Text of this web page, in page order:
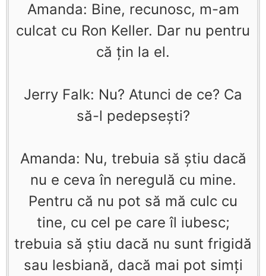
Amanda: Bine, recunosc, m-am
culcat cu Ron Keller. Dar nu pentru
că ţin la el.
Jerry Falk: Nu? Atunci de ce? Ca
să-l pedepseşti?
Amanda: Nu, trebuia să ştiu dacă
nu e ceva în neregulă cu mine.
Pentru că nu pot să mă culc cu
tine, cu cel pe care îl iubesc;
trebuia să ştiu dacă nu sunt frigidă
sau lesbiană, dacă mai pot simţi